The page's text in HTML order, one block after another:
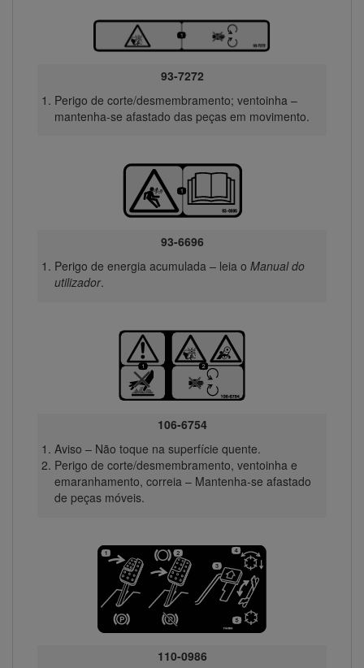
93-7272
Perigo de corte/desmembramento; ventoinha –
mantenha-se afastado das peças em movimento.
93-6696
Perigo de energia acumulada – leia o Manual do
utilizador.
106-6754
Aviso – Não toque na superfície quente.
Perigo de corte/desmembramento, ventoinha e
emaranhamento, correia – Mantenha-se afastado
de peças móveis.
110-0986